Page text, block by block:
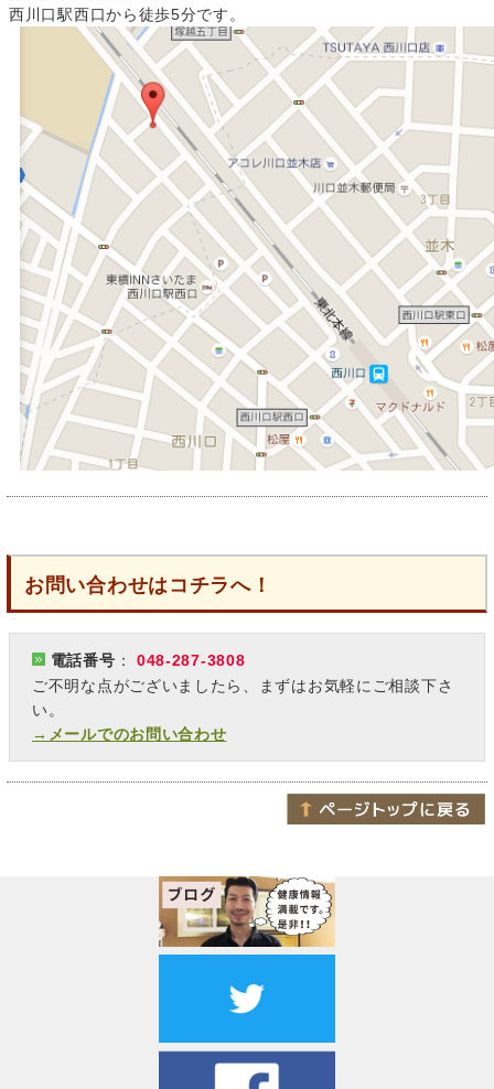
西川口駅西口から徒歩5分です。
お問い合わせはコチラへ！
電話番号 ： 048-287-3808
ご不明な点がございましたら、まずはお気軽にご相談下さ
い。
→メールでのお問い合わせ